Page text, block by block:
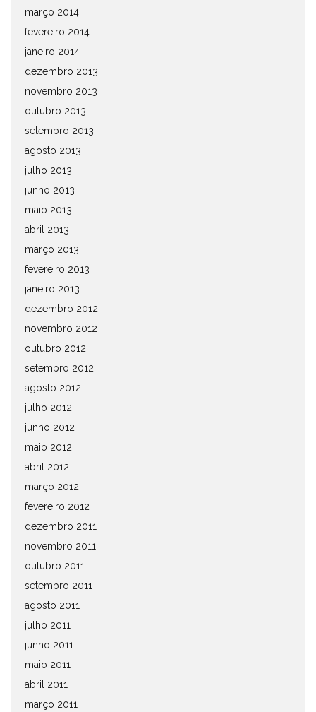
março 2014
fevereiro 2014
janeiro 2014
dezembro 2013
novembro 2013
outubro 2013
setembro 2013
agosto 2013
julho 2013
junho 2013
maio 2013
abril 2013
março 2013
fevereiro 2013
janeiro 2013
dezembro 2012
novembro 2012
outubro 2012
setembro 2012
agosto 2012
julho 2012
junho 2012
maio 2012
abril 2012
março 2012
fevereiro 2012
dezembro 2011
novembro 2011
outubro 2011
setembro 2011
agosto 2011
julho 2011
junho 2011
maio 2011
abril 2011
março 2011